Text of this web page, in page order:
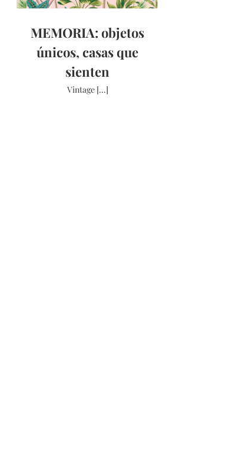
MEMORIA: objetos
únicos, casas que
sienten
Vintage [...]